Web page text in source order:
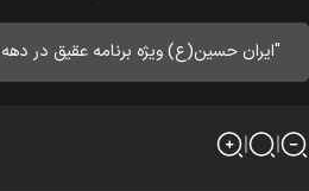
"ایران حسین(ع) ویژه برنامه عقیق در دهه اول